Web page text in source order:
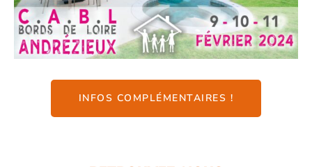
INFOS COMPLÉMENTAIRES !